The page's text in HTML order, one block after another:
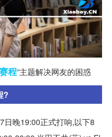
程”主题解决网友的困惑
?
晚19:00正式打响,以下8